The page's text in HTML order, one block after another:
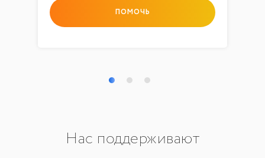
ПОМОЧЬ
Нас поддерживают